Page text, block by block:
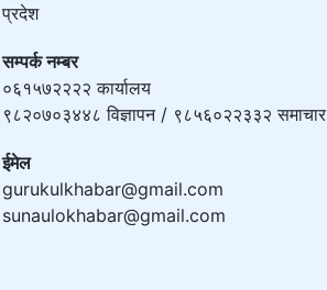
प्रदेश
सम्पर्क नम्बर
०६१५७२२२२ कार्यालय
९८२०७०३४४८ विज्ञापन / ९८५६०२२३३२ समाचार
ईमेल
gurukulkhabar@gmail.com
sunaulokhabar@gmail.com